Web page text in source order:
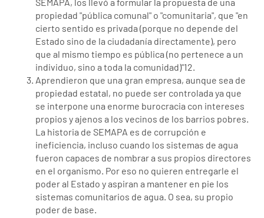
propiedad "pública comunal" o "comunitaria", que "en
cierto sentido es privada (porque no depende del
Estado sino de la ciudadanía directamente), pero
que al mismo tiempo es pública (no pertenece a un
individuo, sino a toda la comunidad)"12.
Aprendieron que una gran empresa, aunque sea de
propiedad estatal, no puede ser controlada ya que
se interpone una enorme burocracia con intereses
propios y ajenos a los vecinos de los barrios pobres.
La historia de SEMAPA es de corrupción e
ineficiencia, incluso cuando los sistemas de agua
fueron capaces de nombrar a sus propios directores
en el organismo. Por eso no quieren entregarle el
poder al Estado y aspiran a mantener en pie los
sistemas comunitarios de agua. O sea, su propio
poder de base.